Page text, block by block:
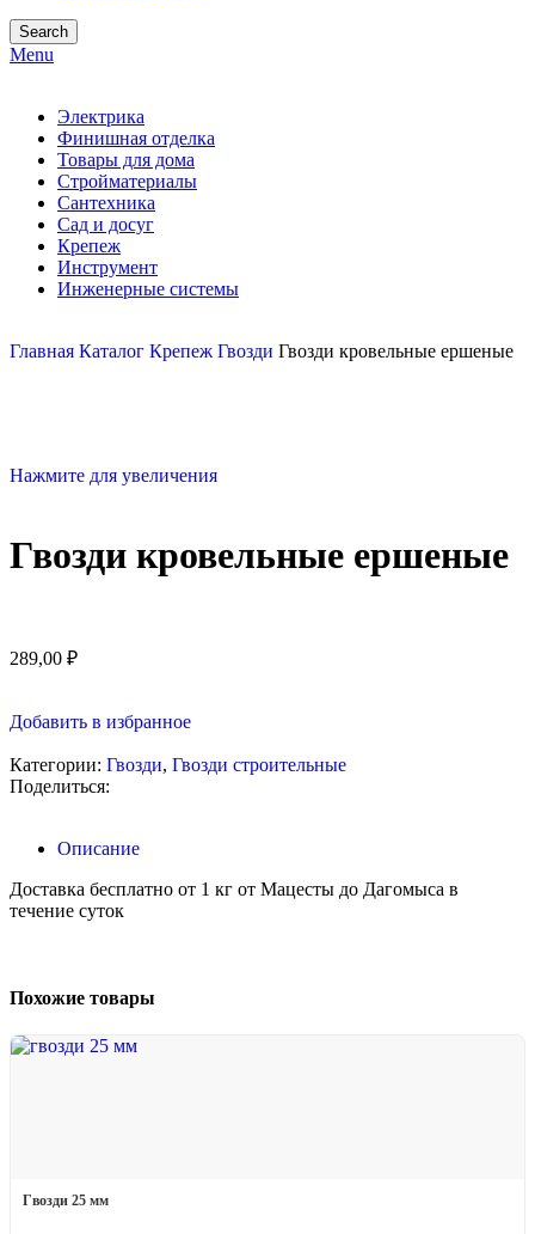
Search
Menu
Электрика
Финишная отделка
Товары для дома
Стройматериалы
Сантехника
Сад и досуг
Крепеж
Инструмент
Инженерные системы
Главная Каталог Крепеж Гвозди Гвозди кровельные ершеные
Нажмите для увеличения
Гвозди кровельные ершеные
289,00 ₽
Добавить в избранное
Категории: Гвозди, Гвозди строительные
Поделиться:
Описание
Доставка бесплатно от 1 кг от Мацесты до Дагомыса в
течение суток
Похожие товары
Гвозди 25 мм